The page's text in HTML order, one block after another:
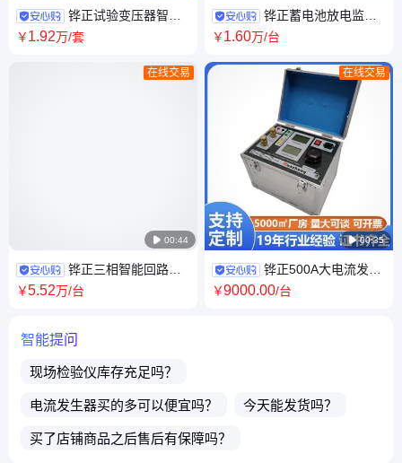
铧正试验变压器智能
控制台 充气式实验变控制系统
￥1.92万/套
 00:44
在线交易
铧正三相智能回路测
试仪100A变压器接触电阻测试
￥5.52万/台
铧正蓄电池放电监测
仪 电池充放电检测设备
￥1.60万/台
 00:35
在线交易
铧正500A大电流发生
器抗干扰能力强输出功率大体
￥9000.00/台
智能提问
现场检验仪库存充足吗？
电流发生器买的多可以便宜吗？ 今天能发货吗？
买了店铺商品之后售后有保障吗？